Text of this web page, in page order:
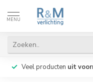
MENU
Veel producten uit